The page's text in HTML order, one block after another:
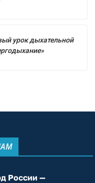
урок дыхательной
России —